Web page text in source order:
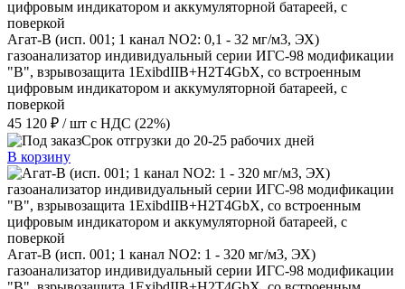
Агат-В (исп. 001; 1 канал NO2: 0,1 - 32 мг/м3, ЭХ)
газоанализатор индивидуальный серии ИГС-98 модификации
"В", взрывозащита 1ExibdIIB+H2T4GbX, со встроенным
цифровым индикатором и аккумуляторной батареей, с
поверкой
45 120 ₽ / шт с НДС (22%)
Срок отгрузки до 20-25 рабочих дней
В корзину
Агат-В (исп. 001; 1 канал NO2: 1 - 320 мг/м3, ЭХ)
газоанализатор индивидуальный серии ИГС-98 модификации